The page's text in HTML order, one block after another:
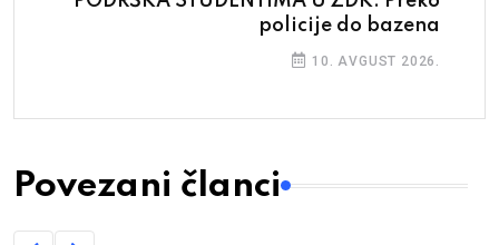
policije do bazena
10. AVGUST 2026.
Povezani članci